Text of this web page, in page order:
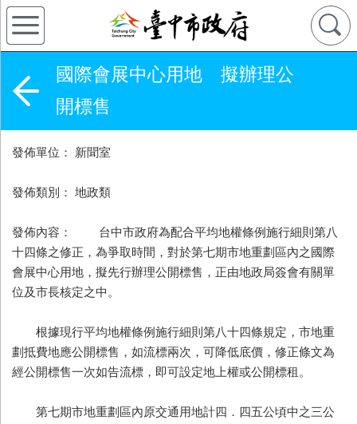
國際會展中心用地 擬辦理公
開標售
發佈單位： 新聞室
發佈類別： 地政類
發佈內容： 台中市政府為配合平均地權條例施行細則第八
十四條之修正，為爭取時間，對於第七期市地重劃區內之國際
會展中心用地，擬先行辦理公開標售，正由地政局簽會有關單
位及市長核定之中。
根據現行平均地權條例施行細則第八十四條規定，市地重
劃抵費地應公開標售，如流標兩次，可降低底價，修正條文為
經公開標售一次如告流標，即可設定地上權或公開標租。
第七期市地重劃區內原交通用地計四．四五公頃中之三公